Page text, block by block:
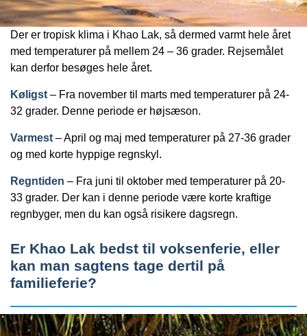
Der er tropisk klima i Khao Lak, så dermed varmt hele året
med temperaturer på mellem 24 – 36 grader. Rejsemålet
kan derfor besøges hele året.
Køligst – Fra november til marts med temperaturer på 24-
32 grader. Denne periode er højsæson.
Varmest – April og maj med temperaturer på 27-36 grader
og med korte hyppige regnskyl.
Regntiden – Fra juni til oktober med temperaturer på 20-
33 grader. Der kan i denne periode være korte kraftige
regnbyger, men du kan også risikere dagsregn.
Er Khao Lak bedst til voksenferie, eller
kan man sagtens tage dertil på
familieferie?